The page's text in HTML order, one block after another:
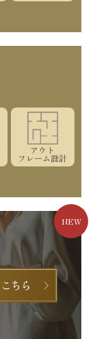
アウト
フレーム設計
NEW